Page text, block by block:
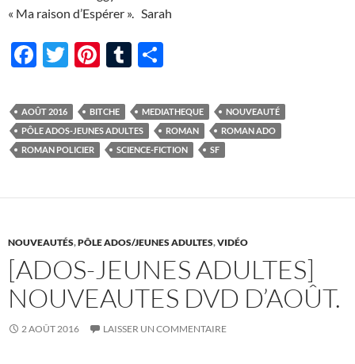
« Ma raison d’Espérer ». Sarah
F
e
b
o
k
T
itt
er
Pi
er
es
t
T
m
bl
r
ta
g
er
AOÛT 2016 BITCHE MEDIATHEQUE
NOUVEAUTÉ
PÔLE ADOS-JEUNES ADULTES
ROMAN
ROMAN ADO
ROMAN POLICIER
SCIENCE-FICTION SF
NOUVEAUTÉS,PÔLE ADOS/JEUNES ADULTES,VIDÉO
[ADOS-JEUNES ADULTES]
NOUVEAUTES DVD D’AOÛT.
2 AOÛT 2016 LAISSER UN COMMENTAIRE